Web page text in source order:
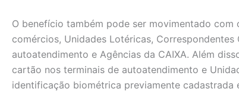
O benefício também pode ser movimentado
comércios, Unidades Lotéricas, Correspondentes
autoatendimento e Agências da CAIXA. Além
cartão nos terminais de autoatendimento e
identificação biométrica previamente cadastrada